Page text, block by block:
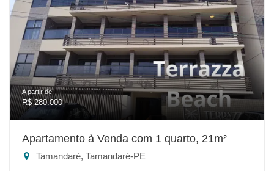
A partir de:
R$ 280.000
Apartamento à Venda com 1 quarto, 21m²
Tamandaré, Tamandaré-PE